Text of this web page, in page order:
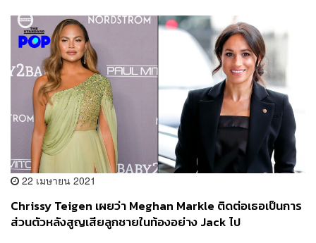
22 เมษายน 2021
Chrissy Teigen เผยว่า Meghan Markle ติดต่อเธอเป็นการ
ส่วนตัวหลังสูญเสียลูกชายในท้องอย่าง Jack ไป